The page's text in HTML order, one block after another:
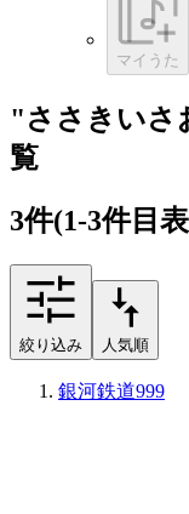
マイうた
"ささきいさ
覧
3件(1-3件目
絞り込み 人気順
銀河鉄道999